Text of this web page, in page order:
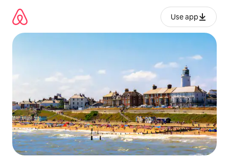
kwenda
kwenye
maudhui
Use app